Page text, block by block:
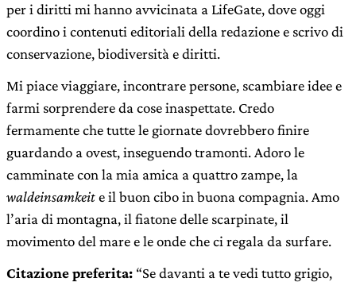
per i diritti mi hanno avvicinata a LifeGate, dove oggi
coordino i contenuti editoriali della redazione e scrivo di
conservazione, biodiversità e diritti.
Mi piace viaggiare, incontrare persone, scambiare idee e
farmi sorprendere da cose inaspettate. Credo
fermamente che tutte le giornate dovrebbero finire
guardando a ovest, inseguendo tramonti. Adoro le
camminate con la mia amica a quattro zampe, la
waldeinsamkeite il buon cibo in buona compagnia. Amo
l’aria di montagna, il fiatone delle scarpinate, il
movimento del mare e le onde che ci regala da surfare.
Citazione preferita: “Se davanti a te vedi tutto grigio,